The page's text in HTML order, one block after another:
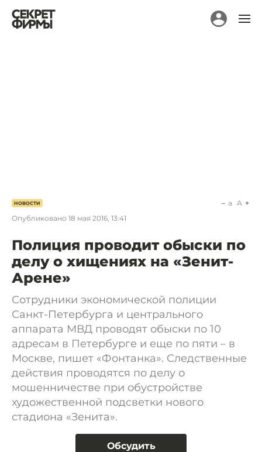
НОВОСТИ
Опубликовано 18 мая 2016, 13:41
a A
Полиция проводит обыски по
делу о хищениях на «Зенит-
Арене»
Сотрудники экономической полиции
Санкт-Петербурга и центрального
аппарата МВД проводят обыски по 10
адресам в Петербурге и еще по пяти – в
Москве, пишет «Фонтанка». Следственные
действия проводятся по делу о
мошенничестве при обустройстве
художественной подсветки нового
стадиона «Зенита».
Обсудить